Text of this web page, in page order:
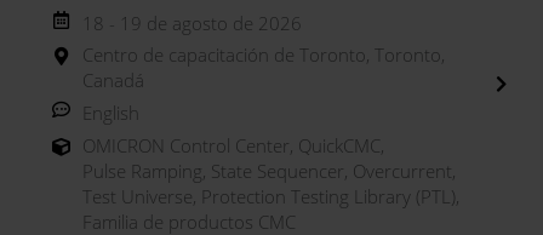
18 - 19 de agosto de 2026
Centro de capacitación de Toronto, Toronto,
Canadá
English
OMICRON Control Center, QuickCMC,
Pulse Ramping, State Sequencer, Overcurrent,
Test Universe, Protection Testing Library (PTL),
Familia de productos CMC